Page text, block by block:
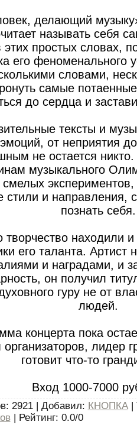
делающий
называть себя
простых словах,
его феноменального
словами,
самые
до сердца и
тексты и
от неприятия
не остается
музыкального
смелых
стили и направления,
познать себя.
творчество находили
его таланта. Артист
и наградами, и
он получил
гуру не от
людей.
концерта пока
лидер
готовит что-то
Вход 1000-7000
: 2921 | Добавил: КНОПКА|
| Рейтинг: 0.0/0